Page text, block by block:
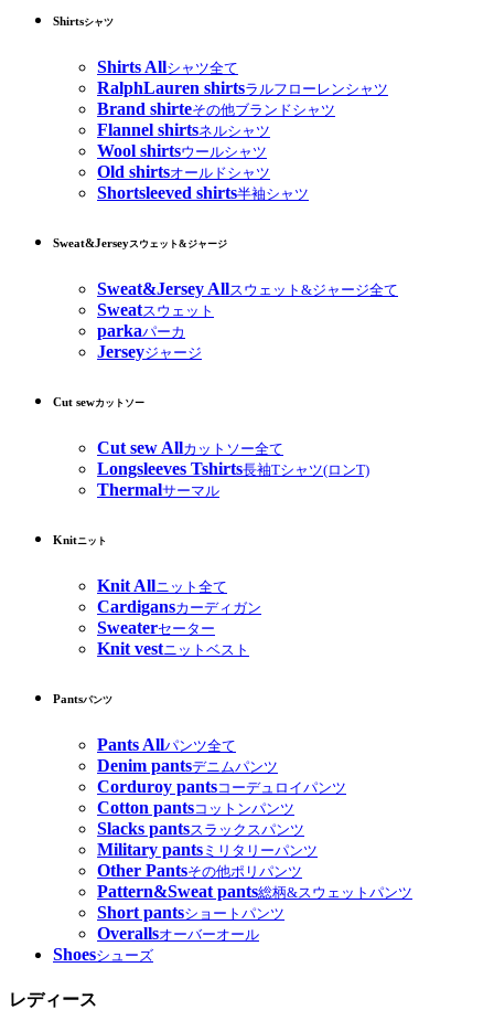
Shirtsシャツ
Shirts Allシャツ全て
RalphLauren shirtsラルフローレンシャツ
Brand shirteその他ブランドシャツ
Flannel shirtsネルシャツ
Wool shirtsウールシャツ
Old shirtsオールドシャツ
Shortsleeved shirts半袖シャツ
Sweat&Jerseyスウェット&ジャージ
Sweat&Jersey Allスウェット&ジャージ全て
Sweatスウェット
parkaパーカ
Jerseyジャージ
Cut sewカットソー
Cut sew Allカットソー全て
Longsleeves Tshirts長袖Tシャツ(ロンT)
Thermalサーマル
Knitニット
Knit Allニット全て
Cardigansカーディガン
Sweaterセーター
Knit vestニットベスト
Pantsパンツ
Pants Allパンツ全て
Denim pantsデニムパンツ
Corduroy pantsコーデュロイパンツ
Cotton pantsコットンパンツ
Slacks pantsスラックスパンツ
Military pants ミリタリーパンツ
Other Pantsその他ポリパンツ
Pattern&Sweat pants総柄&スウェットパンツ
Short pantsショートパンツ
Overallsオーバーオール
Shoesシューズ
レディース